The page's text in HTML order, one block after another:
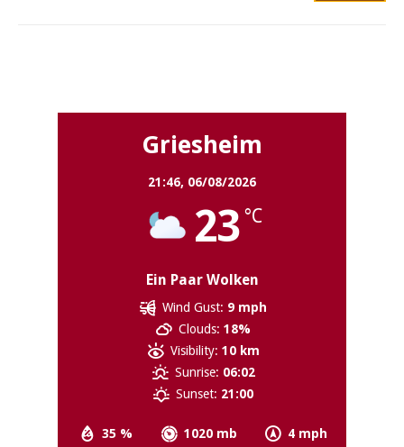
Griesheim
21:46, 06/08/2026
23 °C
Ein Paar Wolken
35 % 1020 mb 4 mph
Wind Gust: 9 mph
Clouds: 18%
Visibility: 10 km
Sunrise: 06:02
Sunset: 21:00